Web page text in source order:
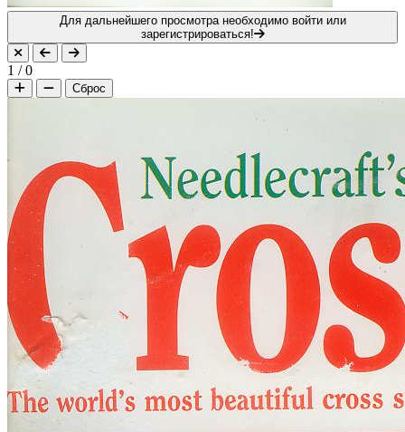
Для дальнейшего просмотра необходимо войти или
зарегистрироваться!
1 /0
Сброс